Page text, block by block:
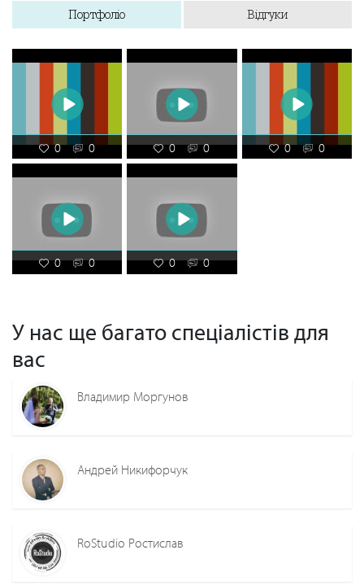
Портфоліо Відгуки
0 0 0 0 0 0
0 0 0 0
У нас ще багато спеціалістів для
вас
Владимир Моргунов
Андрей Никифорчук
RoStudio Ростислав